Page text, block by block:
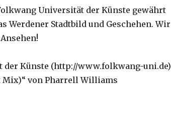
Universität der Künste gewährt
Werdener Stadtbild und Geschehen. Wir
der Künste (http://www.folkwang-uni.de)
Mix)“ von Pharrell Williams